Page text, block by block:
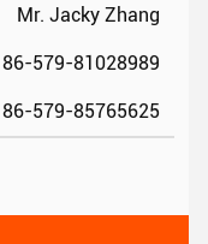
Mr. Jacky Zhang
86-579-81028989
86-579-85765625